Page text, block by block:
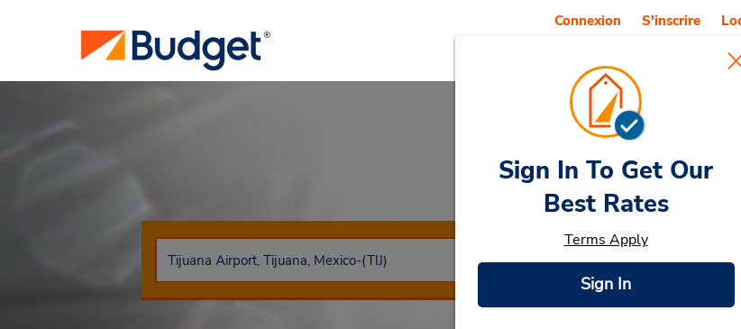
Connexion S'inscrire
Car RentalTijuana
Sign In To Get Our
Best Rates
Terms Apply
Sign In